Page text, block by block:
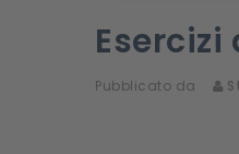
Pubblicato da